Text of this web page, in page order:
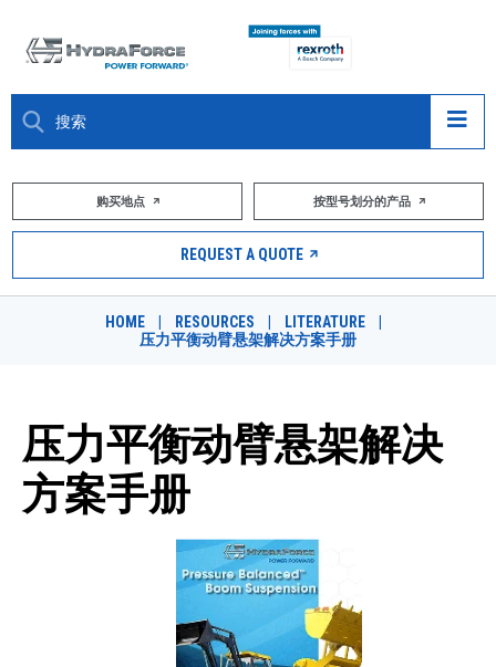
大约关于
市场
DESIGN TOOLS
CONTACT
购买地点 按型号划分的产品
REQUEST A QUOTE
HOME RESOURCES LITERATURE
压力平衡动臂悬架解决方案手册
压力平衡动臂悬架解决
方案手册